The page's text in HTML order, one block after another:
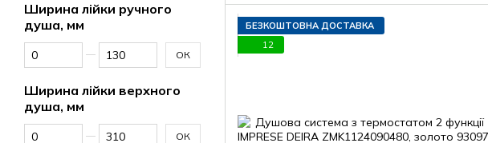
БЕЗКОШТОВНА ДОСТАВКА
12
Ширина лійки ручного
душа, мм
Від Ширина лійки ручного душа, мм
До Ширина лійки ручного душа, мм
ОК
Ширина лійки верхного
душа, мм
Від Ширина лійки верхного душа, мм
До Ширина лійки верхного душа, мм
ОК